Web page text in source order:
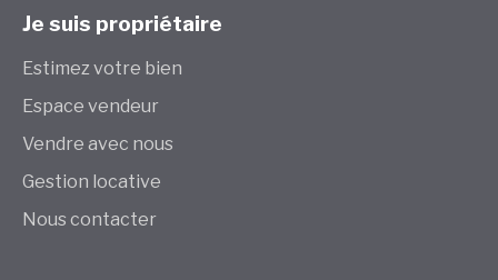
Je suis propriétaire
Estimez votre bien
Espace vendeur
Vendre avec nous
Gestion locative
Nous contacter